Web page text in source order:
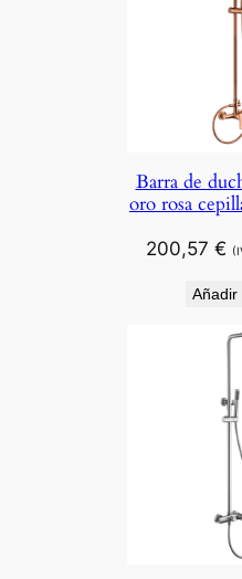
Barra de
oro rosa
200,57 €
Añadir